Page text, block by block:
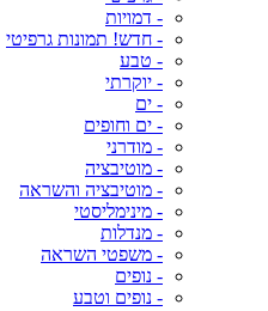
- דמויות
- חדש! תמונות גרפיטי
- טבע
- יוקרתי
- ים
- ים וחופים
- מודרני
- מוטיבציה
- מוטיבציה והשראה
- מינימליסטי
- מנדלות
- משפטי השראה
- נופים
- נופים וטבע